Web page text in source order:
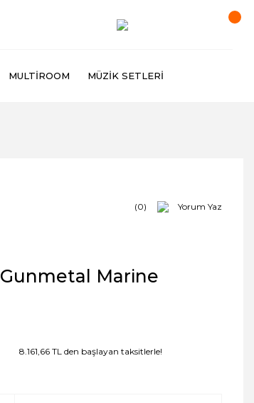
MULTIROOM MÜZIK SETLERI
(0) Yorum Yaz
Marine
8.161,66 TL den başlayan taksitlerle!